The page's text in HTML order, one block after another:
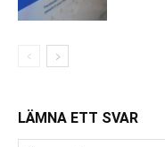
LÄMNA ETT SVAR